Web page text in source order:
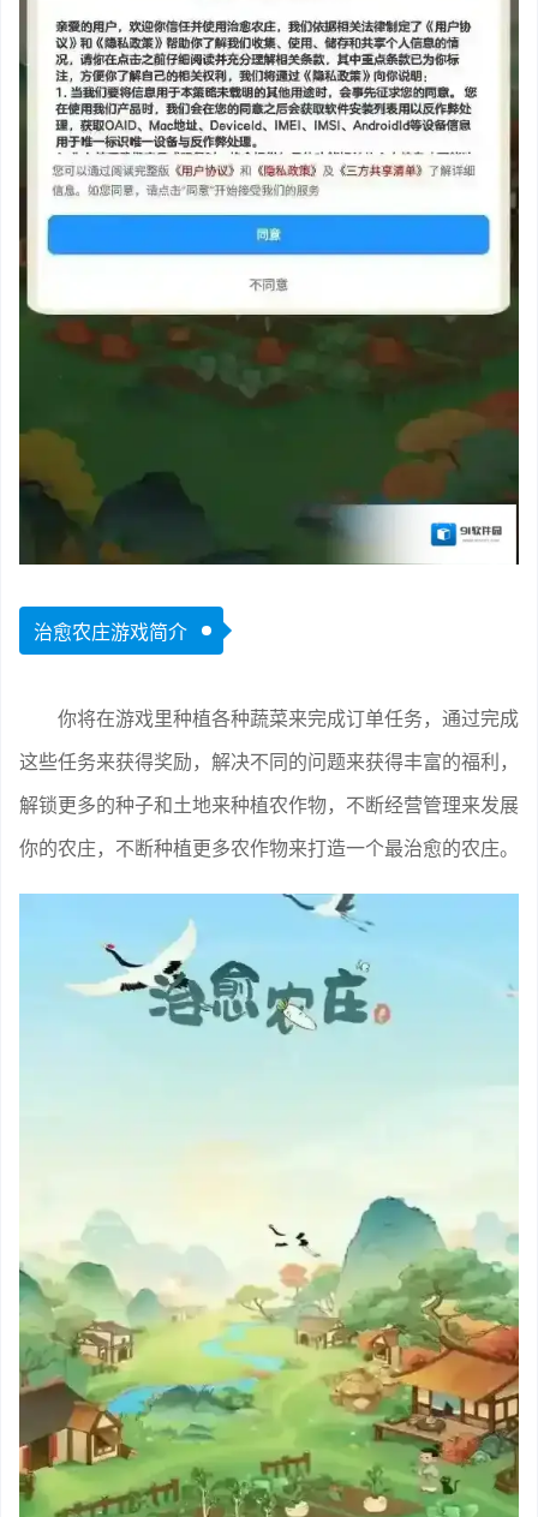
治愈农庄游戏简介
你将在游戏里种植各种蔬菜来完成订单任务，通过完成
这些任务来获得奖励，解决不同的问题来获得丰富的福利，
解锁更多的种子和土地来种植农作物，不断经营管理来发展
你的农庄，不断种植更多农作物来打造一个最治愈的农庄。